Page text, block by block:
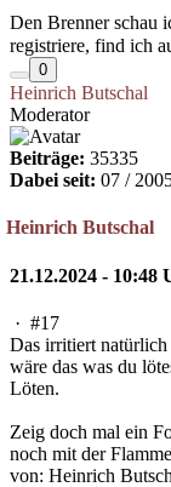
Den Brenner schau
registriere, find ich
0
Heinrich Butschal
Moderator
Beiträge: 35335
Dabei seit: 07 /
Heinrich Butschal
21.12.2024 - 10:48
· #17
Das irritiert natürlich
wäre das was du
Löten.
Zeig doch mal ein
noch mit der
von: Heinrich